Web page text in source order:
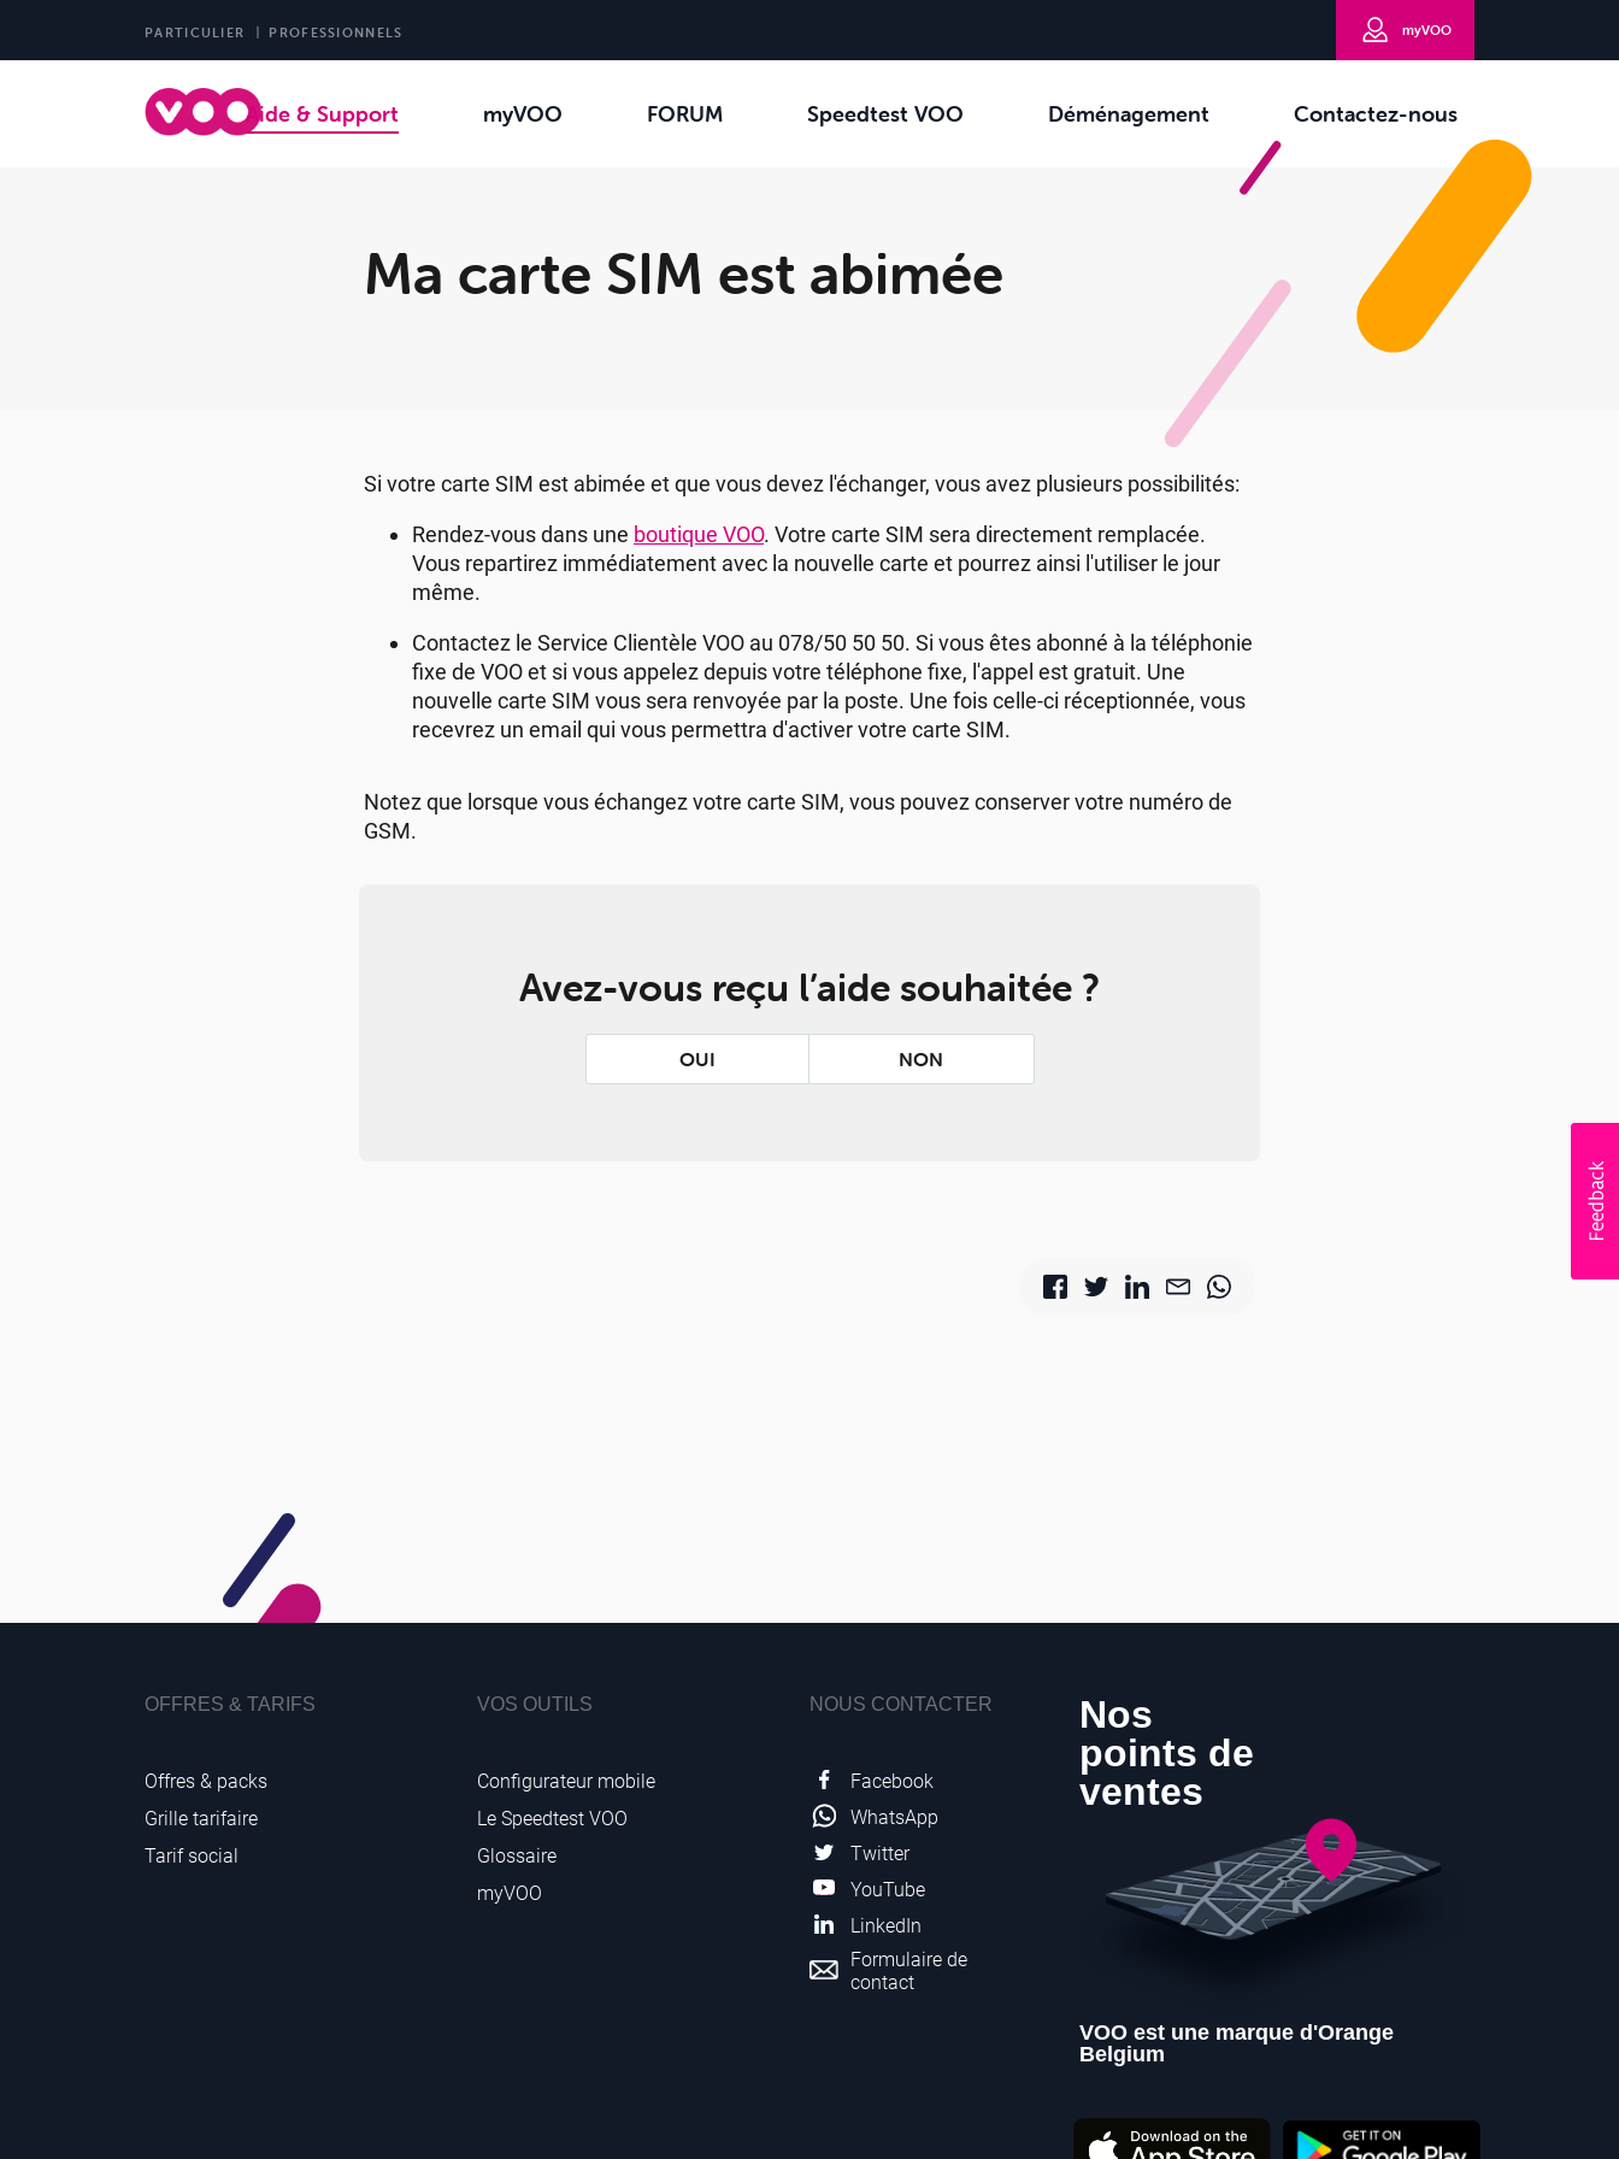
myVOO
Aide & Support myVOO FORUM Speedtest VOO Déménagement Contactez-nous
PARTICULIER PROFESSIONNELS
Ma carte SIM est abimée
Si votre carte SIM est abimée et que vous devez l'échanger, vous avez plusieurs possibilités:
Rendez-vous dans une boutique VOO. Votre carte SIM sera directement remplacée.
Vous repartirez immédiatement avec la nouvelle carte et pourrez ainsi l'utiliser le jour
même.
Contactez le Service Clientèle VOO au 078/50 50 50. Si vous êtes abonné à la téléphonie
fixe de VOO et si vous appelez depuis votre téléphone fixe, l'appel est gratuit. Une
nouvelle carte SIM vous sera renvoyée par la poste. Une fois celle-ci réceptionnée, vous
recevrez un email qui vous permettra d'activer votre carte SIM.
Notez que lorsque vous échangez votre carte SIM, vous pouvez conserver votre numéro de
GSM.
Avez-vous reçu l’aide souhaitée ?
OUI NON
OFFRES & TARIFS
Offres & packs
Grille tarifaire
Tarif social
VOS OUTILS
Configurateur mobile
Le Speedtest VOO
Glossaire
myVOO
NOUS CONTACTER
Facebook
WhatsApp
Twitter
YouTube
LinkedIn
Formulaire de
contact
Nos
points de
ventes
VOO est une marque d'Orange
Belgium